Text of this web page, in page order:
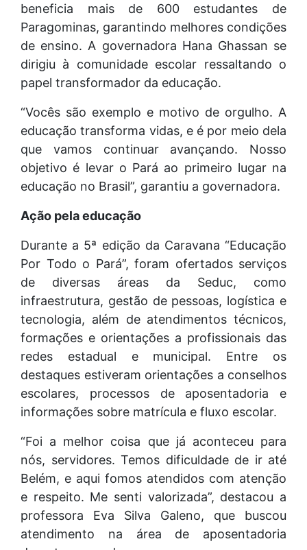
beneficia mais de 600 estudantes de
Paragominas, garantindo melhores condições
de ensino. A governadora Hana Ghassan se
dirigiu à comunidade escolar ressaltando o
papel transformador da educação.
“Vocês são exemplo e motivo de orgulho. A
educação transforma vidas, e é por meio dela
que vamos continuar avançando. Nosso
objetivo é levar o Pará ao primeiro lugar na
educação no Brasil”, garantiu a governadora.
Ação pela educação
Durante a 5ª edição da Caravana “Educação
Por Todo o Pará”, foram ofertados serviços
de diversas áreas da Seduc, como
infraestrutura, gestão de pessoas, logística e
tecnologia, além de atendimentos técnicos,
formações e orientações a profissionais das
redes estadual e municipal. Entre os
destaques estiveram orientações a conselhos
escolares, processos de aposentadoria e
informações sobre matrícula e fluxo escolar.
“Foi a melhor coisa que já aconteceu para
nós, servidores. Temos dificuldade de ir até
Belém, e aqui fomos atendidos com atenção
e respeito. Me senti valorizada”, destacou a
professora Eva Silva Galeno, que buscou
atendimento na área de aposentadoria